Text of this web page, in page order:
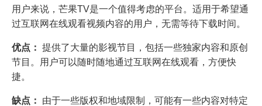
用户来说，芒果TV是一个值得考虑的平台。适用于希望通
过互联网在线观看视频内容的用户，无需等待下载时间。
优点： 提供了大量的影视节目，包括一些独家内容和原创
节目。用户可以随时随地通过互联网在线观看，方便快
捷。
缺点：
由于一些版权和地域限制，可能有一些内容对特定